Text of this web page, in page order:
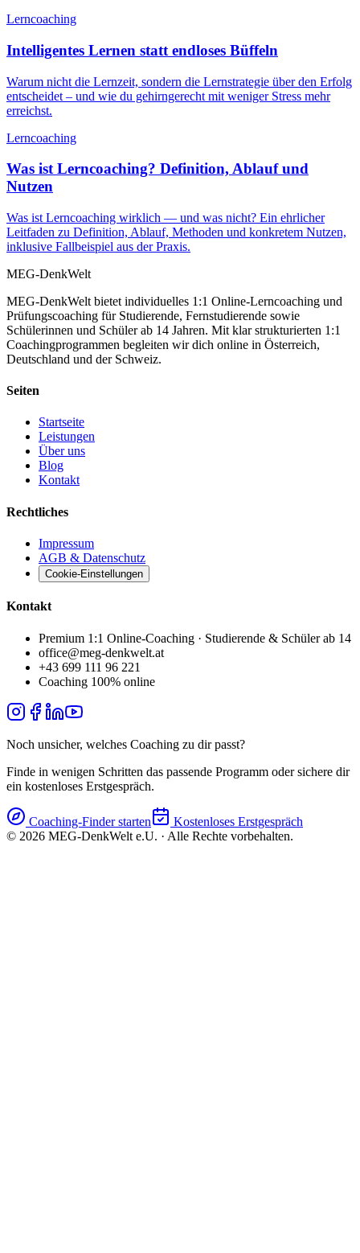
Lerncoaching
Intelligentes Lernen statt endloses Büffeln
Warum nicht die Lernzeit, sondern die Lernstrategie über den Erfolg
entscheidet – und wie du gehirngerecht mit weniger Stress mehr
erreichst.
Lerncoaching
Was ist Lerncoaching? Definition, Ablauf und
Nutzen
Was ist Lerncoaching wirklich — und was nicht? Ein ehrlicher
Leitfaden zu Definition, Ablauf, Methoden und konkretem Nutzen,
inklusive Fallbeispiel aus der Praxis.
MEG-DenkWelt
MEG-DenkWelt bietet individuelles 1:1 Online-Lerncoaching und
Prüfungscoaching für Studierende, Fernstudierende sowie
Schülerinnen und Schüler ab 14 Jahren. Mit klar strukturierten 1:1
Coachingprogrammen begleiten wir dich online in Österreich,
Deutschland und der Schweiz.
Seiten
Startseite
Leistungen
Über uns
Blog
Kontakt
Rechtliches
Impressum
AGB & Datenschutz
Cookie-Einstellungen
Kontakt
Premium 1:1 Online-Coaching · Studierende & Schüler ab 14
office@meg-denkwelt.at
+43 699 111 96 221
Coaching 100% online
Noch unsicher, welches Coaching zu dir passt?
Finde in wenigen Schritten das passende Programm oder sichere dir
ein kostenloses Erstgespräch.
Coaching-Finder starten
Kostenloses Erstgespräch
© 2026 MEG-DenkWelt e.U. · Alle Rechte vorbehalten.